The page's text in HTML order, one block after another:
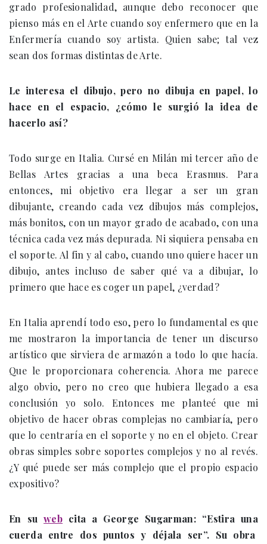
grado profesionalidad, aunque debo reconocer que
pienso más en el Arte cuando soy enfermero que en la
Enfermería cuando soy artista. Quien sabe; tal vez
sean dos formas distintas de Arte.
Le interesa el dibujo, pero no dibuja en papel, lo
hace en el espacio, ¿cómo le surgió la idea de
hacerlo así?
Todo surge en Italia. Cursé en Milán mi tercer año de
Bellas Artes gracias a una beca Erasmus. Para
entonces, mi objetivo era llegar a ser un gran
dibujante, creando cada vez dibujos más complejos,
más bonitos, con un mayor grado de acabado, con una
técnica cada vez más depurada. Ni siquiera pensaba en
el soporte. Al fin y al cabo, cuando uno quiere hacer un
dibujo, antes incluso de saber qué va a dibujar, lo
primero que hace es coger un papel, ¿verdad?
En Italia aprendí todo eso, pero lo fundamental es que
me mostraron la importancia de tener un discurso
artístico que sirviera de armazón a todo lo que hacía.
Que le proporcionara coherencia. Ahora me parece
algo obvio, pero no creo que hubiera llegado a esa
conclusión yo solo. Entonces me planteé que mi
objetivo de hacer obras complejas no cambiaría, pero
que lo centraría en el soporte y no en el objeto. Crear
obras simples sobre soportes complejos y no al revés.
¿Y qué puede ser más complejo que el propio espacio
expositivo?
En suweb cita a George Sugarman: “Estira una
cuerda entre dos puntos y déjala ser”. Su obra